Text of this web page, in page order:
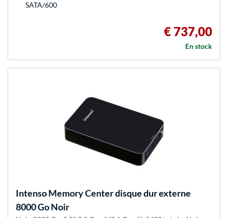
SATA/600
€ 737,00
En stock
IntensoMemory Center disque dur externe
8000 Go Noir